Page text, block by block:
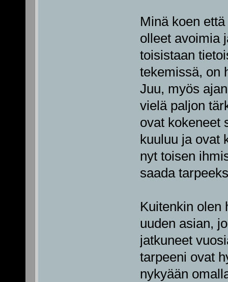
Minä koen
olleet avoimia
toisistaan
tekemissä, on
Juu, myös
vielä paljon
ovat kokeneet
kuuluu ja ovat
nyt toisen
saada
Kuitenkin olen
uuden asian,
jatkuneet
tarpeeni ovat
nykyään